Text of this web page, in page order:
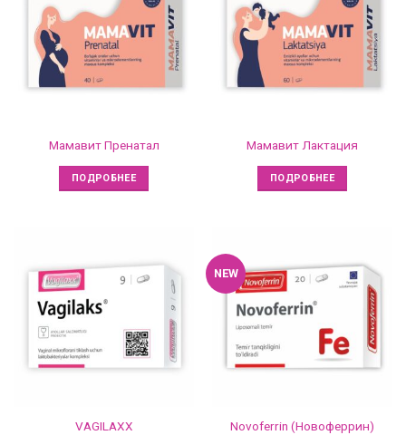
Мамавит Пренатал
ПОДРОБНЕЕ
Мамавит Лактация
ПОДРОБНЕЕ
VAGILAXX
NEW
Novoferrin (Новоферрин)